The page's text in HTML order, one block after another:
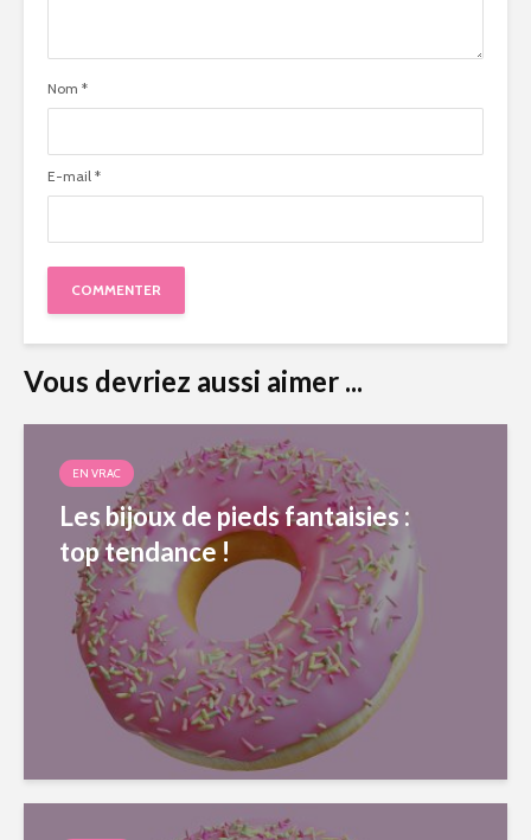
Nom *
E-mail *
Vous devriez aussi aimer ...
EN VRAC
Les bijoux de pieds fantaisies :
top tendance !